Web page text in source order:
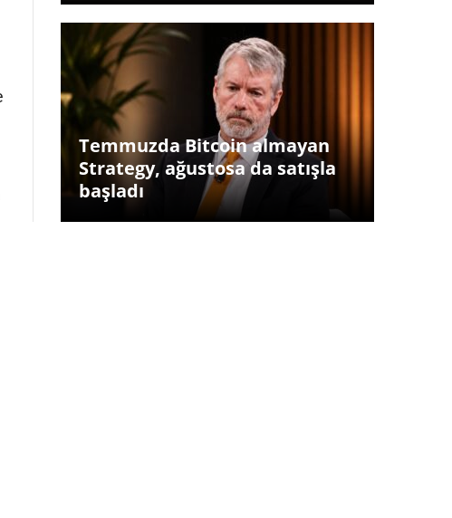
Temmuzda Bitcoin almayan
Strategy, ağustosa da satışla
başladı